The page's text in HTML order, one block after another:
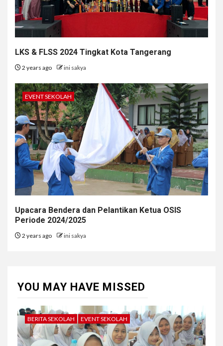
LKS & FLSS 2024 Tingkat Kota Tangerang
2 years ago ini sakya
EVENT SEKOLAH
Upacara Bendera dan Pelantikan Ketua OSIS
Periode 2024/2025
2 years ago ini sakya
YOU MAY HAVE MISSED
BERITA SEKOLAH EVENT SEKOLAH